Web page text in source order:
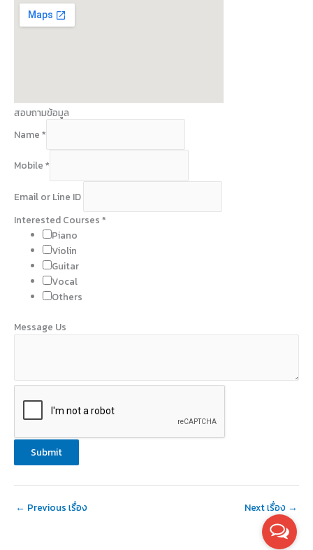
สอบถามข้อมูล
Name *
Mobile *
Email or Line ID
M
I
b
e
Interested Courses *
Piano
Violin
Guitar
Vocal
Others
Message Us
Submit
← Previous เรื่อง Next เรื่อง →